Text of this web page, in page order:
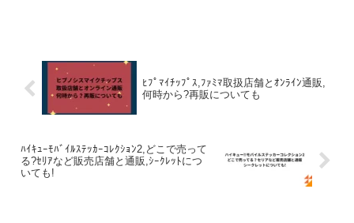
ﾋﾌﾟﾏｲﾁｯﾌﾟｽ,ﾌｧﾐﾏ取扱店舗とｵﾝﾗｲﾝ通販,
何時から?再販についても
ﾊｲｷｭｰﾓﾊﾞｲﾙｽﾃｯｶｰｺﾚｸｼｮﾝ2,どこで売って
る?ｾﾘｱなど販売店舗と通販,ｼｰｸﾚｯﾄにつ
いても!